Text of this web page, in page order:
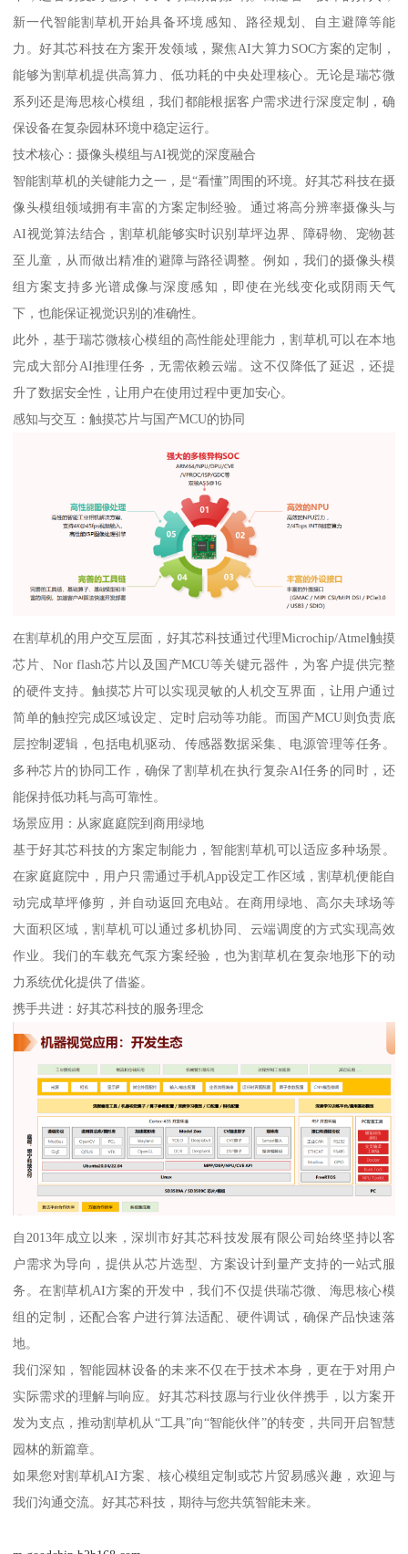
新一代智能割草机开始具备环境感知、路径规划、自主避障等能
力。好其芯科技在方案开发领域，聚焦AI大算力SOC方案的定制，
能够为割草机提供高算力、低功耗的中央处理核心。无论是瑞芯微
系列还是海思核心模组，我们都能根据客户需求进行深度定制，确
保设备在复杂园林环境中稳定运行。
技术核心：摄像头模组与AI视觉的深度融合
智能割草机的关键能力之一，是“看懂”周围的环境。好其芯科技在摄
像头模组领域拥有丰富的方案定制经验。通过将高分辨率摄像头与
AI视觉算法结合，割草机能够实时识别草坪边界、障碍物、宠物甚
至儿童，从而做出精准的避障与路径调整。例如，我们的摄像头模
组方案支持多光谱成像与深度感知，即使在光线变化或阴雨天气
下，也能保证视觉识别的准确性。
此外，基于瑞芯微核心模组的高性能处理能力，割草机可以在本地
完成大部分AI推理任务，无需依赖云端。这不仅降低了延迟，还提
升了数据安全性，让用户在使用过程中更加安心。
感知与交互：触摸芯片与国产MCU的协同
在割草机的用户交互层面，好其芯科技通过代理Microchip/Atmel触摸
芯片、Nor flash芯片以及国产MCU等关键元器件，为客户提供完整
的硬件支持。触摸芯片可以实现灵敏的人机交互界面，让用户通过
简单的触控完成区域设定、定时启动等功能。而国产MCU则负责底
层控制逻辑，包括电机驱动、传感器数据采集、电源管理等任务。
多种芯片的协同工作，确保了割草机在执行复杂AI任务的同时，还
能保持低功耗与高可靠性。
场景应用：从家庭庭院到商用绿地
基于好其芯科技的方案定制能力，智能割草机可以适应多种场景。
在家庭庭院中，用户只需通过手机App设定工作区域，割草机便能自
动完成草坪修剪，并自动返回充电站。在商用绿地、高尔夫球场等
大面积区域，割草机可以通过多机协同、云端调度的方式实现高效
作业。我们的车载充气泵方案经验，也为割草机在复杂地形下的动
力系统优化提供了借鉴。
携手共进：好其芯科技的服务理念
自2013年成立以来，深圳市好其芯科技发展有限公司始终坚持以客
户需求为导向，提供从芯片选型、方案设计到量产支持的一站式服
务。在割草机AI方案的开发中，我们不仅提供瑞芯微、海思核心模
组的定制，还配合客户进行算法适配、硬件调试，确保产品快速落
地。
我们深知，智能园林设备的未来不仅在于技术本身，更在于对用户
实际需求的理解与响应。好其芯科技愿与行业伙伴携手，以方案开
发为支点，推动割草机从“工具”向“智能伙伴”的转变，共同开启智慧
园林的新篇章。
如果您对割草机AI方案、核心模组定制或芯片贸易感兴趣，欢迎与
我们沟通交流。好其芯科技，期待与您共筑智能未来。